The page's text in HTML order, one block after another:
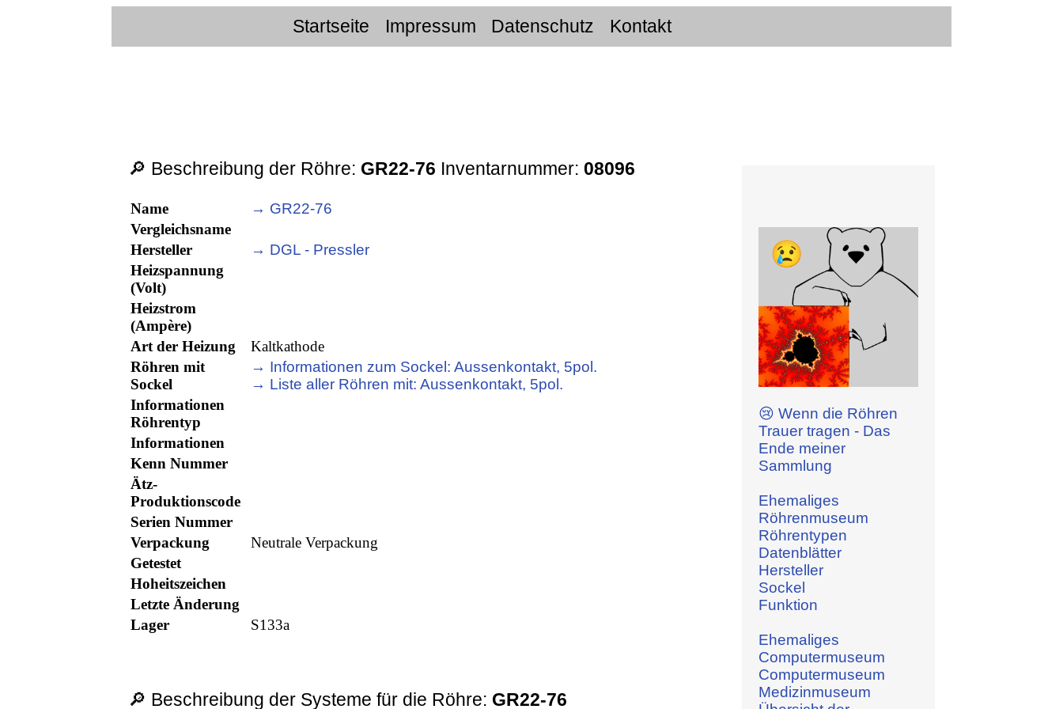
Startseite Impressum Datenschutz Kontakt
🔎 Beschreibung der Röhre: GR22-76 Inventarnummer: 08096
Name
→ GR22-76
Vergleichsname
Hersteller
→ DGL - Pressler
Heizspannung
(Volt)
Heizstrom
(Ampère)
Art der Heizung
Kaltkathode
Röhren mit
Sockel
→ Informationen zum Sockel: Aussenkontakt, 5pol.
→ Liste aller Röhren mit: Aussenkontakt, 5pol.
Informationen
Röhrentyp
Informationen
Kenn Nummer
Ätz-
Produktionscode
Serien Nummer
Verpackung
Neutrale Verpackung
Getestet
Hoheitszeichen
Letzte Änderung
Lager
S133a
🔎 Beschreibung der Systeme für die Röhre: GR22-76
😢 Wenn die Röhren
Trauer tragen - Das
Ende meiner
Sammlung
Ehemaliges
Röhrenmuseum
Röhrentypen
Datenblätter
Hersteller
Sockel
Funktion
Ehemaliges
Computermuseum
Computermuseum
Medizinmuseum